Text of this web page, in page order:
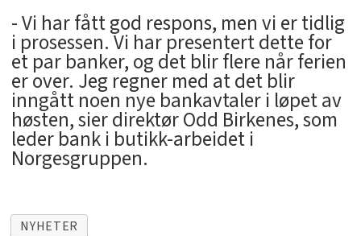
- Vi har fått god respons, men vi er tidlig
i prosessen. Vi har presentert dette for
et par banker, og det blir flere når ferien
er over. Jeg regner med at det blir
inngått noen nye bankavtaler i løpet av
høsten, sier direktør Odd Birkenes, som
leder bank i butikk-arbeidet i
Norgesgruppen.
NYHETER